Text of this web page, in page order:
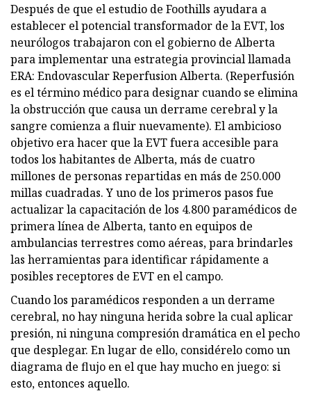
Después de que el estudio de Foothills ayudara a
establecer el potencial transformador de la EVT, los
neurólogos trabajaron con el gobierno de Alberta
para implementar una estrategia provincial llamada
ERA: Endovascular Reperfusion Alberta. (Reperfusión
es el término médico para designar cuando se elimina
la obstrucción que causa un derrame cerebral y la
sangre comienza a fluir nuevamente). El ambicioso
objetivo era hacer que la EVT fuera accesible para
todos los habitantes de Alberta, más de cuatro
millones de personas repartidas en más de 250.000
millas cuadradas. Y uno de los primeros pasos fue
actualizar la capacitación de los 4.800 paramédicos de
primera línea de Alberta, tanto en equipos de
ambulancias terrestres como aéreas, para brindarles
las herramientas para identificar rápidamente a
posibles receptores de EVT en el campo.
Cuando los paramédicos responden a un derrame
cerebral, no hay ninguna herida sobre la cual aplicar
presión, ni ninguna compresión dramática en el pecho
que desplegar. En lugar de ello, considérelo como un
diagrama de flujo en el que hay mucho en juego: si
esto, entonces aquello.